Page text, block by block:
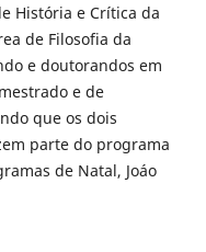
História e Crítica da
de Filosofia da
e doutorandos em
e de
que os dois
parte do programa
de Natal, Joáo